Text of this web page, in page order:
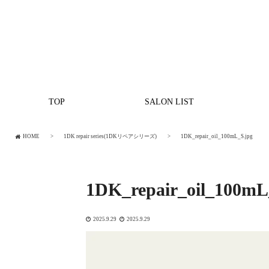
TOP SALON LIST
HOME 1DK repair series(1DKリペアシリーズ) 1DK_repair_oil_100mL_S.jpg
2025.9.29 2025.9.29